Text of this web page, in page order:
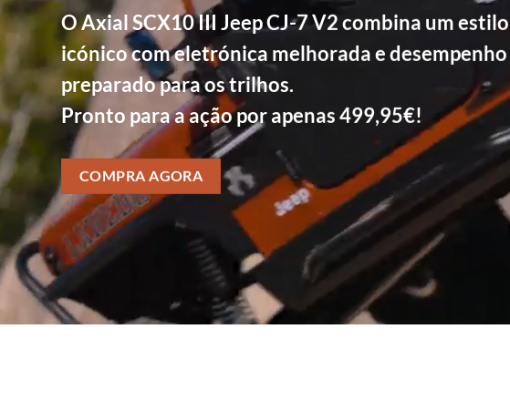
O Axial SCX10 III Jeep CJ-7 V2 combina um estilo
icónico com eletrónica melhorada e desempenho
preparado para os trilhos.
Pronto para a ação por apenas 499,95€!
COMPRA AGORA